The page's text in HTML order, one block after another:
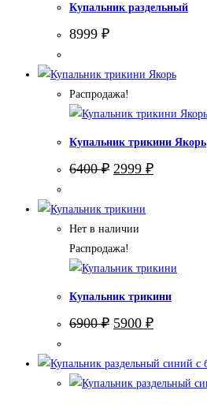
Купальник раздельный
8999 ₽
Распродажа!
Купальник трикини Якорь
6400₽ Первоначальная
цена
6400 ₽.
2999 ₽Текущая
цена:
Нет в наличии
Распродажа!
Купальник трикини
6900₽ Первоначальная
6900 ₽.
5900 ₽Текущая